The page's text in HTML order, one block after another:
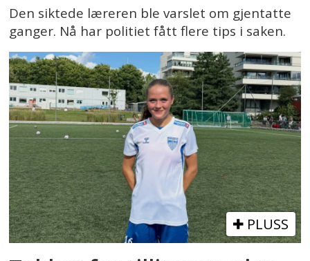
Den siktede læreren ble varslet om gjentatte
ganger. Nå har politiet fått flere tips i saken.
PLUSS